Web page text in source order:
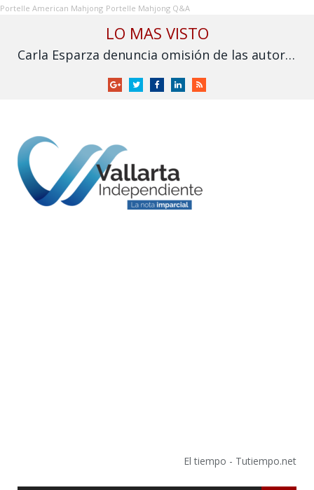
Portelle American Mahjong Portelle Mahjong Q&A
LO MAS VISTO
Carla Esparza denuncia omisión de las autoridades por inundación en Nuevo Nayarit
GoogleTwitterFacebookLinkedInRSS
El tiempo - Tutiempo.net